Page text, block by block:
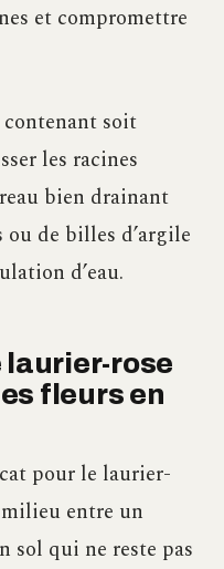
et compromettre
contenant soit
les racines
bien drainant
ou de billes d’argile
d’eau.
laurier-rose
fleurs en
pour le laurier-
entre un
sol qui ne reste pas